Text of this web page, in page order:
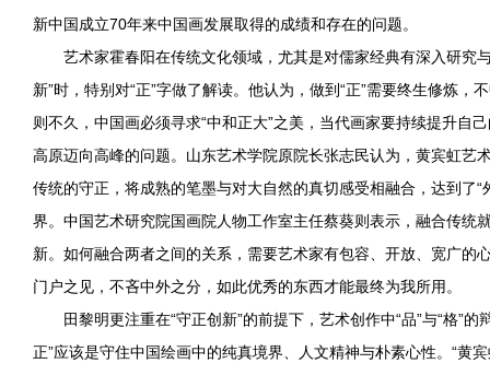
新中国成立70年来中国画发展取得的成绩和存在的问题。
艺术家霍春阳在传统文化领域，尤其是对儒家经典有深入研究
新”时，特别对“正”字做了解读。他认为，做到“正”需要终生修炼，
则不久，中国画必须寻求“中和正大”之美，当代画家要持续提升自
高原迈向高峰的问题。山东艺术学院原院长张志民认为，黄宾虹艺
传统的守正，将成熟的笔墨与对大自然的真切感受相融合，达到了“
界。中国艺术研究院国画院人物工作室主任蔡葵则表示，融合传统
新。如何融合两者之间的关系，需要艺术家有包容、开放、宽广的
门户之见，不吝中外之分，如此优秀的东西才能最终为我所用。
田黎明更注重在“守正创新”的前提下，艺术创作中“品”与“格”
正”应该是守住中国绘画中的纯真境界、人文精神与朴素心性。“黄